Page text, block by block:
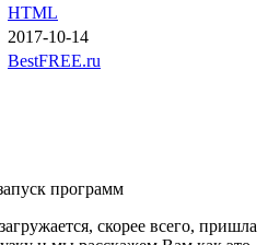
HTML
2017-10-14
BestFREE.ru
скорее всего, пришла